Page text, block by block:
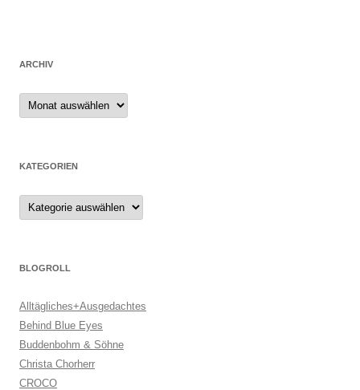
ARCHIV
Archiv
KATEGORIEN
Kategorien
BLOGROLL
Alltägliches+Ausgedachtes
Behind Blue Eyes
Buddenbohm & Söhne
Christa Chorherr
CROCO